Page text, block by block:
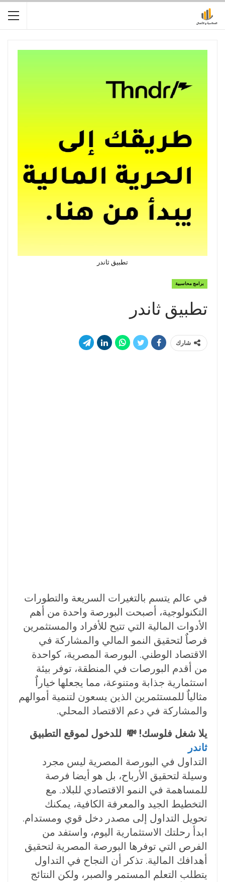
تطبيق ثاندر
برامج محاسبية
تطبيق ثاندر
شارك
في عالم يتسم بالتغيرات السريعة والتطورات
التكنولوجية، أصبحت البورصة واحدة من أهم
الأدوات المالية التي تتيح للأفراد والمستثمرين
فرصاٌ لتحقيق النمو المالي والمشاركة في
الاقتصاد الوطني. البورصة المصرية، كواحدة
من أقدم البورصات في المنطقة، توفر بيئة
استثمارية جذابة ومتنوعة، مما يجعلها خياراٌ
مثالياٌ للمستثمرين الذين يسعون لتنمية أموالهم
والمشاركة في دعم الاقتصاد المحلي.
يلا شغل فلوسك! 💸 للدخول لموقع التطبيق
ثاندر
التداول في البورصة المصرية ليس مجرد
وسيلة لتحقيق الأرباح، بل هو أيضا فرصة
للمساهمة في النمو الاقتصادي للبلاد. مع
التخطيط الجيد والمعرفة الكافية، يمكنك
تحويل التداول إلى مصدر دخل قوي ومستدام.
ابدأ رحلتك الاستثمارية اليوم، واستفد من
الفرص التي توفرها البورصة المصرية لتحقيق
أهدافك المالية. تذكر أن النجاح في التداول
يتطلب التعلم المستمر والصبر، ولكن النتائج